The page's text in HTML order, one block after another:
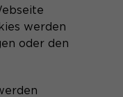
werden
oder den